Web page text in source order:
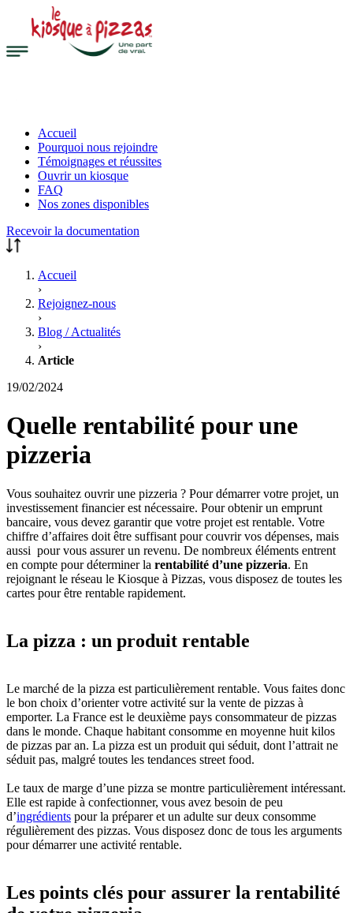
Accueil
Pourquoi nous rejoindre
Témoignages et réussites
Ouvrir un kiosque
FAQ
Nos zones disponibles
Recevoir la documentation
Accueil
›
Rejoignez-nous
›
Blog / Actualités
›
Article
19/02/2024
Quelle rentabilité pour une
pizzeria
Vous souhaitez ouvrir une pizzeria ? Pour démarrer votre projet, un
investissement financier est nécessaire. Pour obtenir un emprunt
bancaire, vous devez garantir que votre projet est rentable. Votre
chiffre d’affaires doit être suffisant pour couvrir vos dépenses, mais
aussi pour vous assurer un revenu. De nombreux éléments entrent
en compte pour déterminer la rentabilité d’une pizzeria. En
rejoignant le réseau le Kiosque à Pizzas, vous disposez de toutes les
cartes pour être rentable rapidement.
La pizza : un produit rentable
Le marché de la pizza est particulièrement rentable. Vous faites donc
le bon choix d’orienter votre activité sur la vente de pizzas à
emporter. La France est le deuxième pays consommateur de pizzas
dans le monde. Chaque habitant consomme en moyenne huit kilos
de pizzas par an. La pizza est un produit qui séduit, dont l’attrait ne
séduit pas, malgré toutes les tendances street food.
Le taux de marge d’une pizza se montre particulièrement intéressant.
Elle est rapide à confectionner, vous avez besoin de peu
d’ingrédients pour la préparer et un adulte sur deux consomme
régulièrement des pizzas. Vous disposez donc de tous les arguments
pour démarrer une activité rentable.
Les points clés pour assurer la rentabilité